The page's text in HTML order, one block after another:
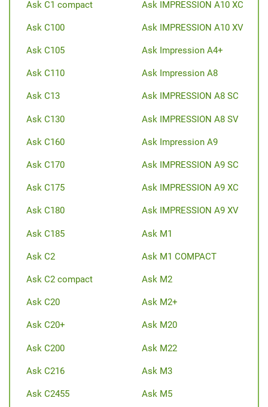
Ask C1 compact
Ask C100
Ask C105
Ask C110
Ask C13
Ask C130
Ask C160
Ask C170
Ask C175
Ask C180
Ask C185
Ask C2
Ask C2 compact
Ask C20
Ask C20+
Ask C200
Ask C216
Ask C2455
Ask IMPRESSION A10 XC
Ask IMPRESSION A10 XV
Ask Impression A4+
Ask Impression A8
Ask IMPRESSION A8 SC
Ask IMPRESSION A8 SV
Ask Impression A9
Ask IMPRESSION A9 SC
Ask IMPRESSION A9 XC
Ask IMPRESSION A9 XV
Ask M1
Ask M1 COMPACT
Ask M2
Ask M2+
Ask M20
Ask M22
Ask M3
Ask M5